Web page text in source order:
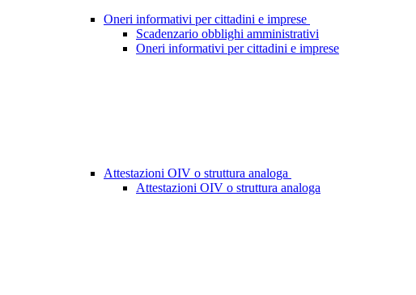
Oneri informativi per cittadini e imprese
Scadenzario obblighi amministrativi
Oneri informativi per cittadini e imprese
Attestazioni OIV o struttura analoga
Attestazioni OIV o struttura analoga